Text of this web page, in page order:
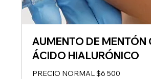
AUMENTO DE MENTÓN
ÁCIDO HIALURÓNICO
PRECIO NORMAL $6 500